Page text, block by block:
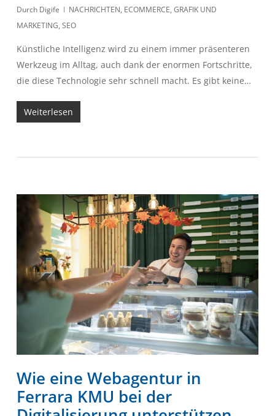
Durch Digife NACHRICHTEN, ECOMMERCE, GRAFIK UND
MARKETING, SEO
Künstliche Intelligenz wird zu einem immer präsenteren
Werkzeug im Alltag, auch dank der enormen Fortschritte,
die diese Technologie sehr schnell macht. Es gibt keine…
Weiterlesen
Wie eine Webagentur in
Ferrara KMU bei der